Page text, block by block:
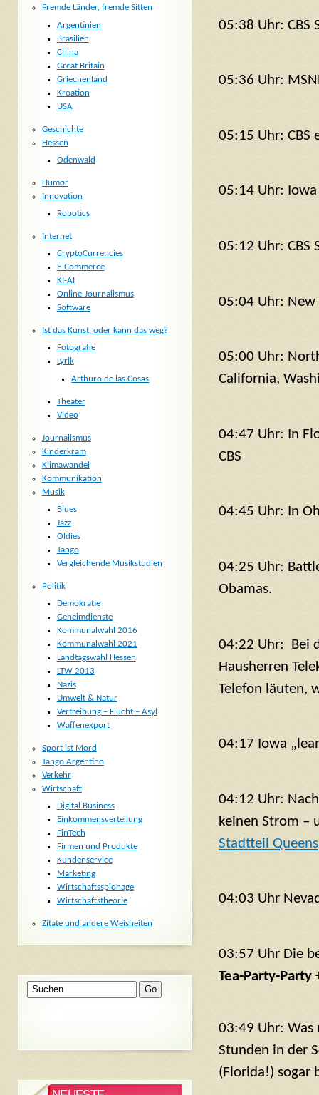
05:38 Uhr: CBS
05:36 Uhr:
05:15 Uhr: CBS
05:14 Uhr: Iowa
05:12 Uhr: CBS
05:04 Uhr: New
05:00 Uhr:
California,
04:47 Uhr: In
CBS
04:45 Uhr: In
04:25 Uhr:
Obamas.
04:22 Uhr: Bei
Hausherren
Telefon läuten,
04:17 Iowa
04:12 Uhr:
keinen Strom –
Stadtteil Queens
04:03 Uhr
03:57 Uhr Die
Tea-Party-Party
03:49 Uhr:
Stunden in der
(Florida!) sogar
Fremde Länder, fremde Sitten
Argentinien
Brasilien
China
Great Britain
Griechenland
Kroation
USA
Geschichte
Hessen
Odenwald
Humor
Innovation
Robotics
Internet
CryptoCurrencies
E-Commerce
KI-AI
Online-Journalismus
Software
Ist das Kunst, oder kann das weg?
Fotografie
Lyrik
Arthuro de las Cosas
Theater
Video
Journalismus
Kinderkram
Klimawandel
Kommunikation
Musik
Blues
Jazz
Oldies
Tango
Vergleichende Musikstudien
Politik
Demokratie
Geheimdienste
Kommunalwahl 2016
Kommunalwahl 2021
Landtagswahl Hessen
LTW 2013
Nazis
Umwelt & Natur
Vertreibung – Flucht – Asyl
Waffenexport
Sport ist Mord
Tango Argentino
Verkehr
Wirtschaft
Digital Business
Einkommensverteilung
FinTech
Firmen und Produkte
Kundenservice
Marketing
Wirtschaftsspionage
Wirtschaftstheorie
Zitate und andere Weisheiten